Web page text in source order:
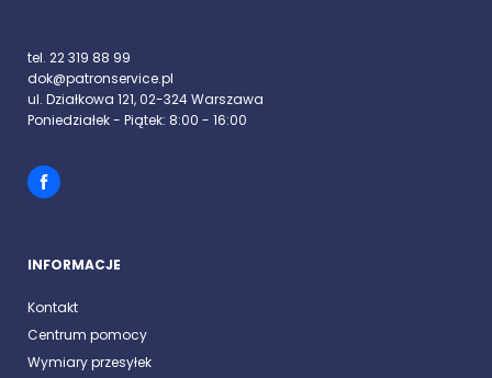
tel. 22 319 88 99
dok@patronservice.pl
ul. Działkowa 121, 02-324 Warszawa
Poniedziałek - Piątek: 8:00 - 16:00
INFORMACJE
Kontakt
Centrum pomocy
Wymiary przesyłek